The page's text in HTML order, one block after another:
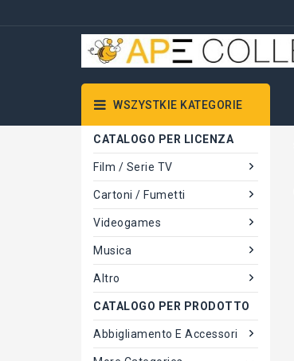
WSZYSTKIE KATEGORIE
CATALOGO PER LICENZA
Film / Serie TV
Cartoni / Fumetti
Videogames
Musica
Altro
CATALOGO PER PRODOTTO
Abbigliamento E Accessori